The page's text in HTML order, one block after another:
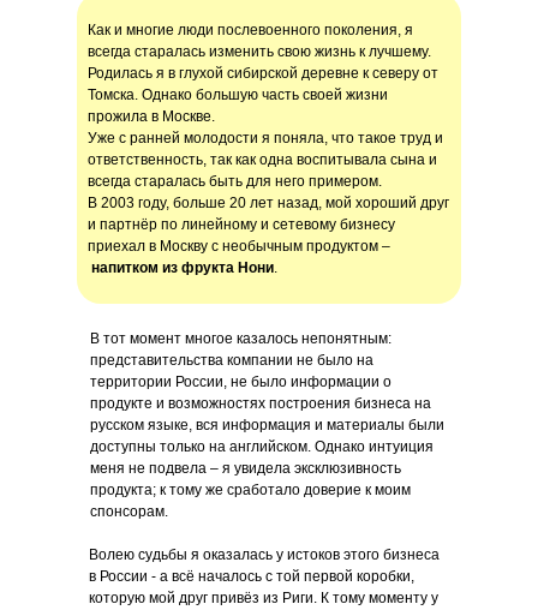
Как и многие люди послевоенного поколения, я
всегда старалась изменить свою жизнь к лучшему.
Родилась я в глухой сибирской деревне к северу от
Томска. Однако большую часть своей жизни
прожила в Москве.
Уже с ранней молодости я поняла, что такое труд и
ответственность, так как одна воспитывала сына и
всегда старалась быть для него примером.
В 2003 году, больше 20 лет назад, мой хороший друг
и партнёр по линейному и сетевому бизнесу
приехал в Москву с необычным продуктом –
напитком из фрукта Нони.
В тот момент многое казалось непонятным:
представительства компании не было на
территории России, не было информации о
продукте и возможностях построения бизнеса на
русском языке, вся информация и материалы были
доступны только на английском. Однако интуиция
меня не подвела – я увидела эксклюзивность
продукта; к тому же сработало доверие к моим
спонсорам.
Волею судьбы я оказалась у истоков этого бизнеса
в России - а всё началось с той первой коробки,
которую мой друг привёз из Риги. К тому моменту у